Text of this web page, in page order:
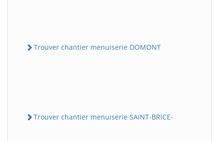
Trouver chantier menuiserie DOMONT
Trouver chantier menuiserie SAINT-BRICE-